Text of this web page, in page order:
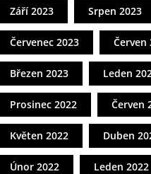
Září 2023 Srpen 2023
Červenec 2023 Červen
Březen 2023 Leden
Prosinec 2022 Červen
Květen 2022 Duben
Únor 2022 Leden 2022